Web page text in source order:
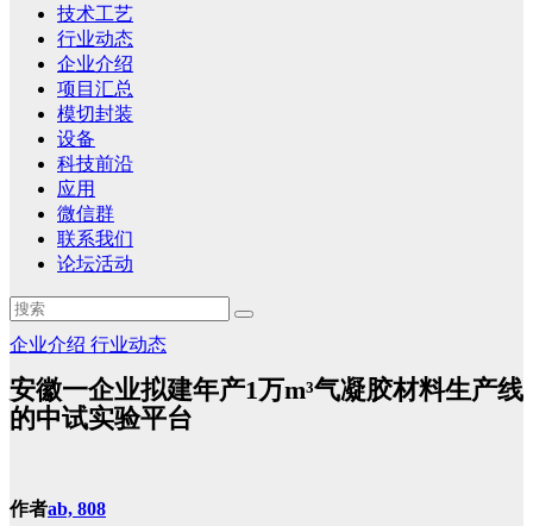
技术工艺
行业动态
企业介绍
项目汇总
模切封装
设备
科技前沿
应用
微信群
联系我们
论坛活动
企业介绍 行业动态
安徽一企业拟建年产1万m³气凝胶材料生产线
的中试实验平台
作者ab, 808